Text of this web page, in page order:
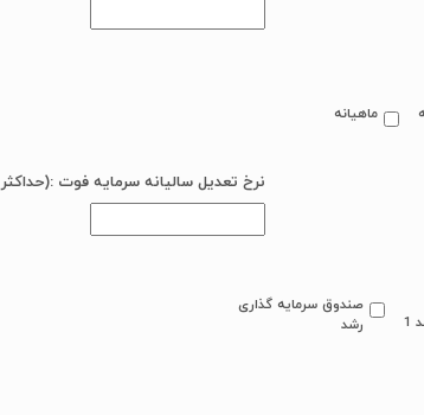
ماهیانه
نرخ تعدیل سالیانه سرمایه فوت :(حداکثر 20درصد)
1
صندوق سرمایه گذاری
رشد